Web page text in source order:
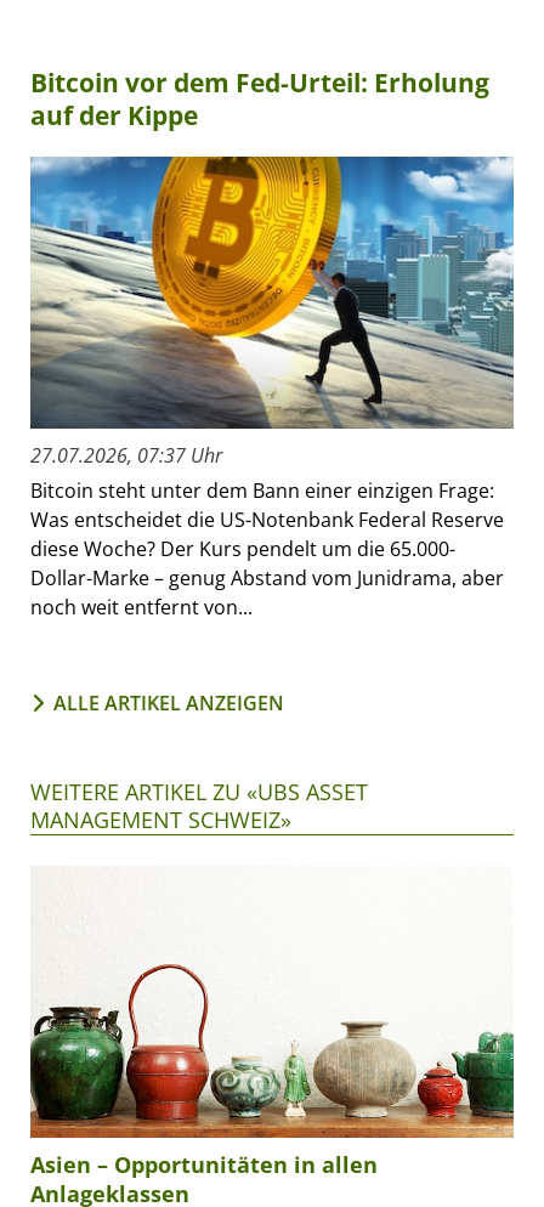
Bitcoin vor dem Fed-Urteil: Erholung
auf der Kippe
27.07.2026, 07:37 Uhr
Bitcoin steht unter dem Bann einer einzigen Frage:
Was entscheidet die US-Notenbank Federal Reserve
diese Woche? Der Kurs pendelt um die 65.000-
Dollar-Marke – genug Abstand vom Junidrama, aber
noch weit entfernt von...
ALLE ARTIKEL ANZEIGEN
WEITERE ARTIKEL ZU «UBS ASSET
MANAGEMENT SCHWEIZ»
Asien – Opportunitäten in allen
Anlageklassen